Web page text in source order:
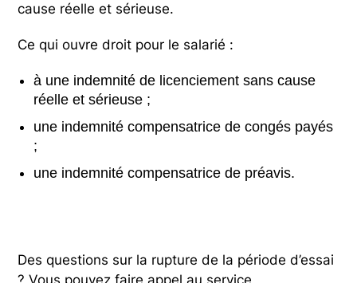
cause réelle et sérieuse.
Ce qui ouvre droit pour le salarié :
à une indemnité de licenciement sans cause
réelle et sérieuse ;
une indemnité compensatrice de congés payés
;
une indemnité compensatrice de préavis.
Des questions sur la rupture de la période d’essai